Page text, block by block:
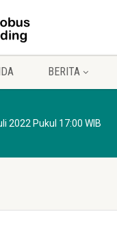
BERITA
2022 Pukul 17:00 WIB